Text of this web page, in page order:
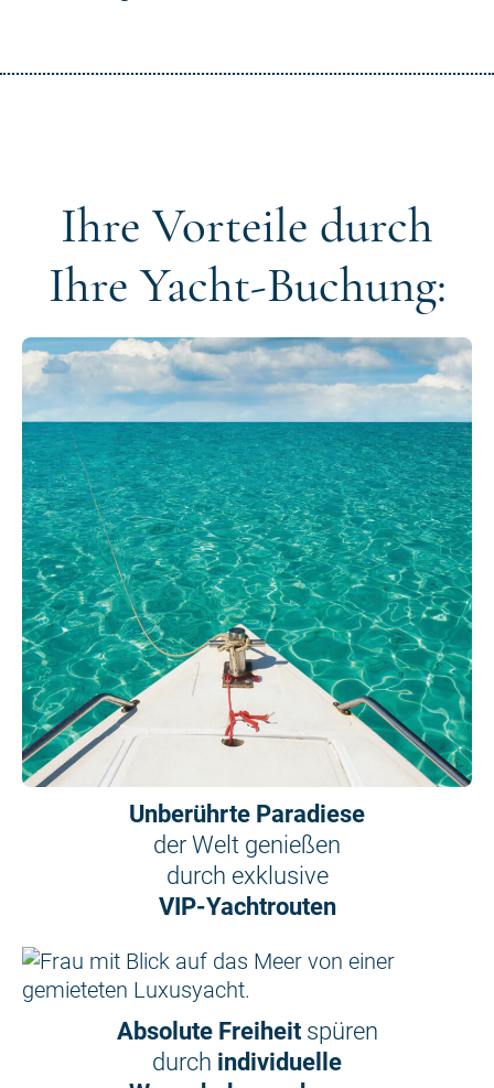
Ihre Vorteile durch
Ihre Yacht-Buchung:
Unberührte Paradiese
der Welt genießen
durch exklusive
VIP-Yachtrouten
Absolute Freiheit spüren
durch individuelle